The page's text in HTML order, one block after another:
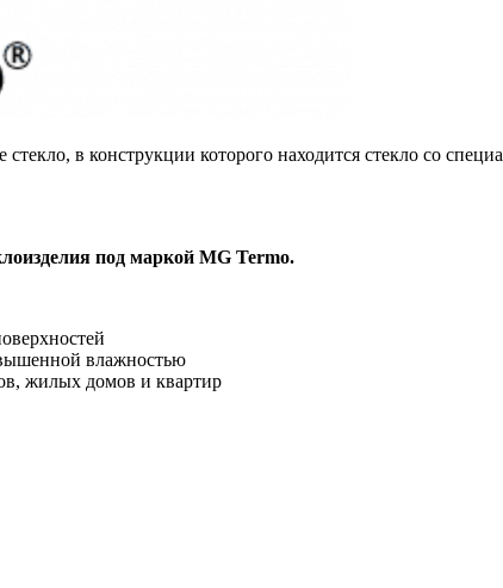
в конструкции которого находится стекло со
под маркой MG Termo.
влажностью
жилых домов и квартир